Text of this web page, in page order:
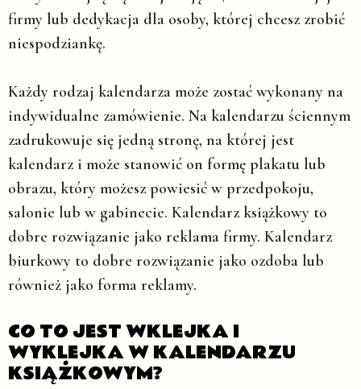
firmy lub dedykacja dla osoby, której chcesz zrobić
niespodziankę.
Każdy rodzaj kalendarza może zostać wykonany na
indywidualne zamówienie. Na kalendarzu ściennym
zadrukowuje się jedną stronę, na której jest
kalendarz i może stanowić on formę plakatu lub
obrazu, który możesz powiesić w przedpokoju,
salonie lub w gabinecie. Kalendarz książkowy to
dobre rozwiązanie jako reklama firmy. Kalendarz
biurkowy to dobre rozwiązanie jako ozdoba lub
również jako forma reklamy.
CO TO JEST WKLEJKA I
WYKLEJKA W KALENDARZU
KSIĄŻKOWYM?